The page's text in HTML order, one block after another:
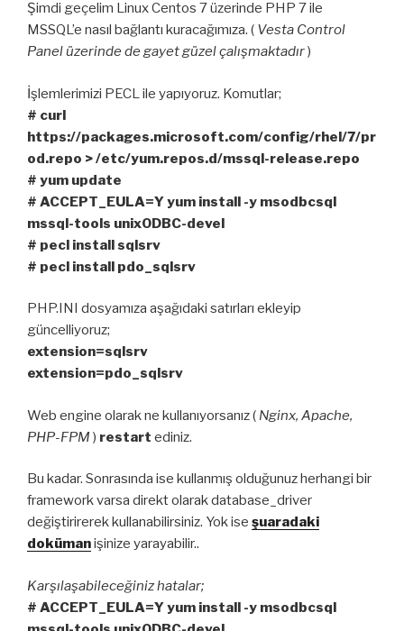
Şimdi geçelim Linux Centos 7 üzerinde PHP 7 ile
MSSQL’e nasıl bağlantı kuracağımıza. ( Vesta Control
Panel üzerinde de gayet güzel çalışmaktadır)
İşlemlerimizi PECL ile yapıyoruz. Komutlar;
# curl
https://packages.microsoft.com/config/rhel/7/pr
od.repo > /etc/yum.repos.d/mssql-release.repo
# yum update
# ACCEPT_EULA=Y yum install -y msodbcsql
mssql-tools unixODBC-devel
# pecl install sqlsrv
# pecl install pdo_sqlsrv
PHP.INI dosyamıza aşağıdaki satırları ekleyip
güncelliyoruz;
extension=sqlsrv
extension=pdo_sqlsrv
Web engine olarak ne kullanıyorsanız ( Nginx, Apache,
PHP-FPM ) restart ediniz.
Bu kadar. Sonrasında ise kullanmış olduğunuz herhangi bir
framework varsa direkt olarak database_driver
değiştirirerek kullanabilirsiniz. Yok ise şuaradaki
dokümanişinize yarayabilir..
Karşılaşabileceğiniz hatalar;
# ACCEPT_EULA=Y yum install -y msodbcsql